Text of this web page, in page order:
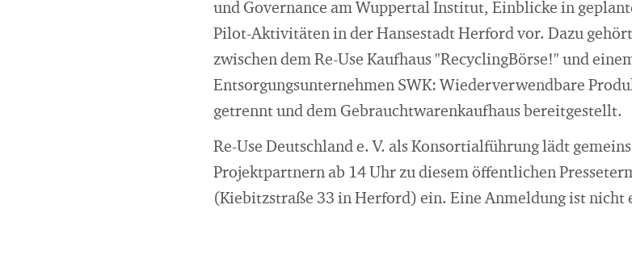
und Governance am Wuppertal Institut, Einblicke in
Pilot-Aktivitäten in der Hansestadt Herford vor. Dazu
zwischen dem Re-Use Kaufhaus "RecyclingBörse!" und
Entsorgungsunternehmen SWK: Wiederverwendbare
getrennt und dem Gebrauchtwarenkaufhaus bereitgestellt.
Re-Use Deutschland e. V. als Konsortialführung lädt
Projektpartnern ab 14 Uhr zu diesem öffentlichen
(Kiebitzstraße 33 in Herford) ein. Eine Anmeldung ist nicht